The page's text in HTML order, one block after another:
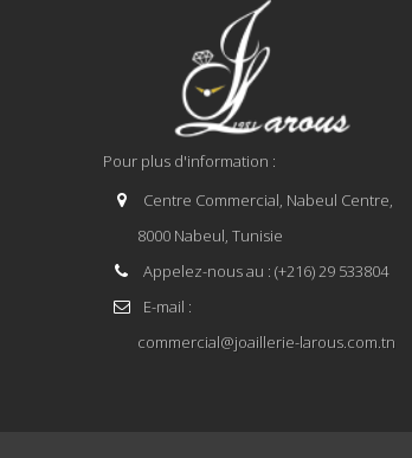
Pour plus d'information :
Centre Commercial, Nabeul Centre,
8000 Nabeul, Tunisie
Appelez-nous au : (+216) 29 533804
E-mail :
commercial@joaillerie-larous.com.tn